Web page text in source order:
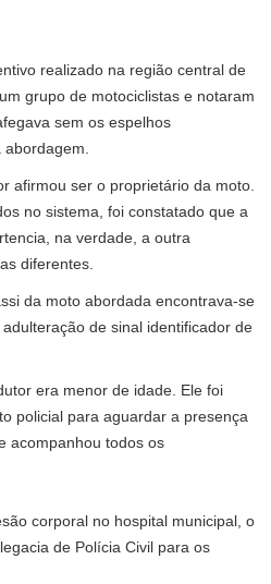
realizado na região central de
grupo de motociclistas e notaram
sem os espelhos
abordagem.
afirmou ser o proprietário da moto.
no sistema, foi constatado que a
na verdade, a outra
diferentes.
da moto abordada encontrava-se
de sinal identificador de
era menor de idade. Ele foi
policial para aguardar a presença
acompanhou todos os
corporal no hospital municipal, o
de Polícia Civil para os